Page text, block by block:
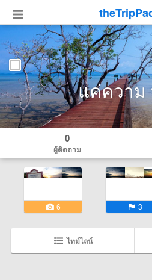
แค่ความ
0
ผู้ติดตาม
6 3
ไทม์ไลน์